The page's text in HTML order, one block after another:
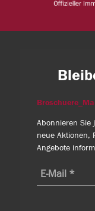
Abonnieren Sie
neue Aktionen,
Angebote